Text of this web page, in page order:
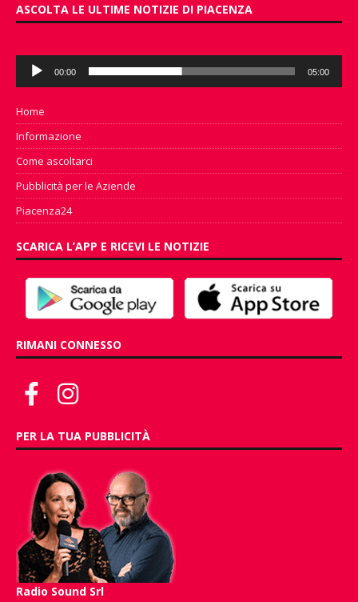
ASCOLTA LE ULTIME NOTIZIE DI PIACENZA
Audio
Player
00:00 05:00
Home
Informazione
Come ascoltarci
Pubblicità per le Aziende
Piacenza24
SCARICA L’APP E RICEVI LE NOTIZIE
RIMANI CONNESSO
PER LA TUA PUBBLICITÀ
Radio Sound Srl